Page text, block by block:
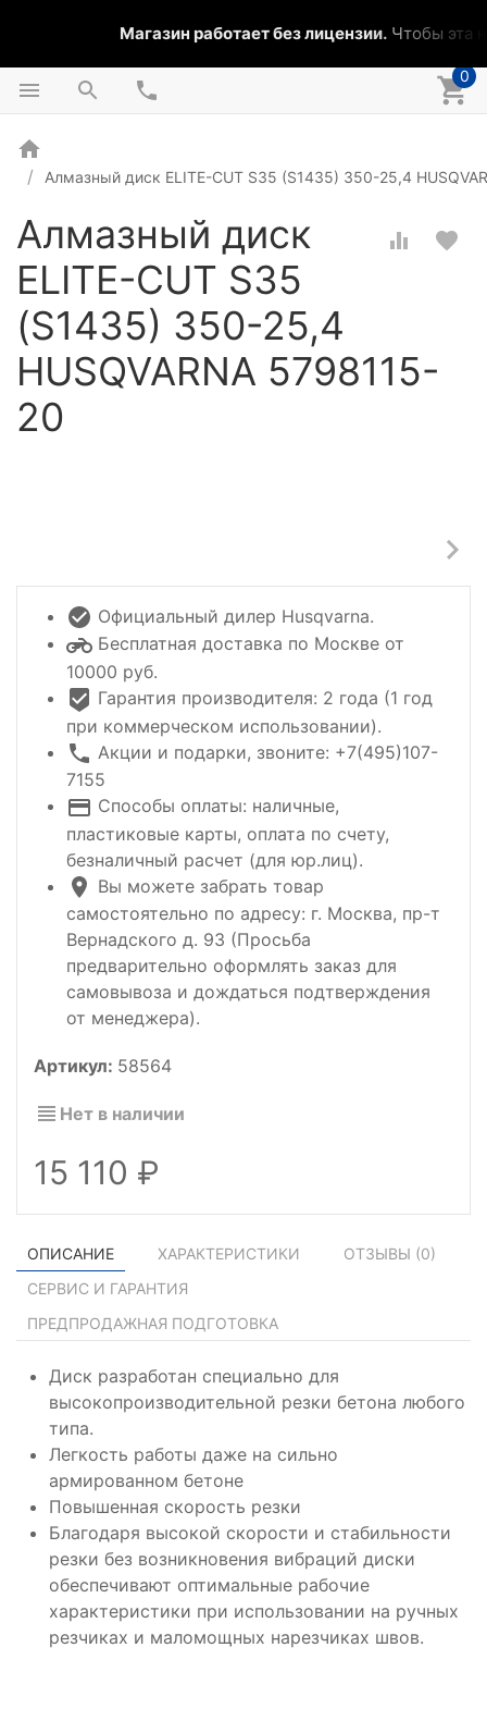
Магазин работает без лицензии.Чтобы эта
0
Алмазный диск ELITE-CUT S35 (S1435) 350-25,4
Алмазный диск
ELITE-CUT S35
(S1435) 350-25,4
HUSQVARNA 5798115-
20
Официальный дилер Husqvarna.
Бесплатная доставка по Москве от
10000 руб.
Гарантия производителя: 2 года (1 год
при коммерческом использовании).
Акции и подарки, звоните: +7(495)107-
7155
Способы оплаты: наличные,
пластиковые карты, оплата по счету,
безналичный расчет (для юр.лиц).
Вы можете забрать товар
самостоятельно по адресу: г. Москва, пр-т
Вернадского д. 93 (Просьба
предварительно оформлять заказ для
самовывоза и дождаться подтверждения
от менеджера).
Артикул: 58564
Нет в наличии
15 110
ОПИСАНИЕ ХАРАКТЕРИСТИКИ ОТЗЫВЫ (0)
СЕРВИС И ГАРАНТИЯ
ПРЕДПРОДАЖНАЯ ПОДГОТОВКА
Диск разработан специально для
высокопроизводительной резки бетона любого
типа.
Легкость работы даже на сильно
армированном бетоне
Повышенная скорость резки
Благодаря высокой скорости и стабильности
резки без возникновения вибраций диски
обеспечивают оптимальные рабочие
характеристики при использовании на ручных
резчиках и маломощных нарезчиках швов.